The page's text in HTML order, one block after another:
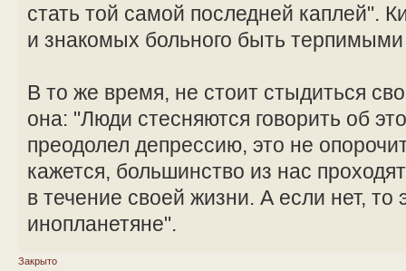
стать той самой последней каплей".
и знакомых больного быть
В то же время, не стоит стыдиться
она: "Люди стесняются говорить об
преодолел депрессию, это не
кажется, большинство из нас
в течение своей жизни. А если нет, то
инопланетяне".
Закрыто